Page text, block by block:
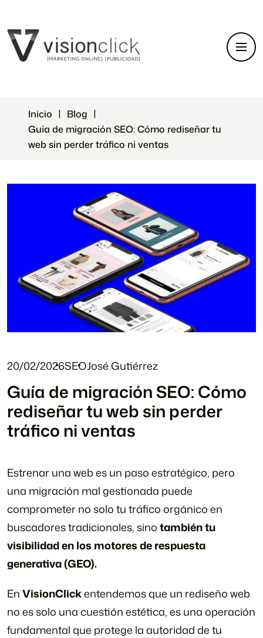
Inicio
Blog
Guía de migración SEO: Cómo rediseñar tu
web sin perder tráfico ni ventas
20/02/2026SEOJosé Gutiérrez
Guía de migración SEO: Cómo
rediseñar tu web sin perder
tráfico ni ventas
Estrenar una web es un paso estratégico, pero
una migración mal gestionada puede
comprometer no solo tu tráfico orgánico en
buscadores tradicionales, sinotambién tu
visibilidad en los motores de respuesta
generativa (GEO).
EnVisionClickentendemos que un rediseño web
no es solo una cuestión estética, es una operación
fundamental que protege la autoridad de tu